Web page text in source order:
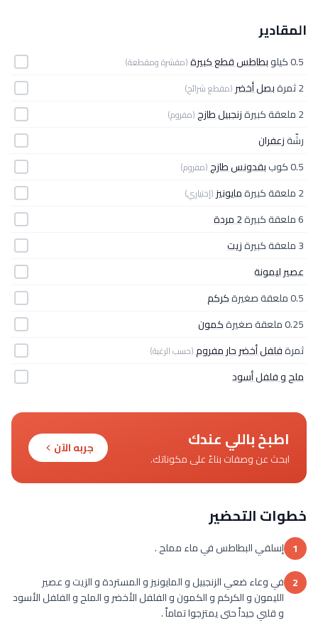
المقادير
0.5 كيلو بطاطس قطع كبيرة(مقشرة ومقطعة)
2 ثمرة بصل أخضر (مقطع شرائح)
2 ملعقة كبيرة زنجبيل طازج(مفروم)
رشّةزعفران
0.5 كوب
بقدونس طازج(مفروم)
2 ملعقة كبيرة مايونيز (إختياري)
6 ملعقة كبيرة
2 مردة
3 ملعقة كبيرة
زيت
عصير ليمونة
0.5 ملعقة صغيرة
كركم
0.25 ملعقة صغيرة
كمون
ثمرةفلفل أخضر حار مفروم(حسب الرغبة)
ملح و فلفل أسود
اطبخ باللي عندك
ابحث عن وصفات بناءً على مكوناتك.
جربه الآن
خطوات التحضير
1 إسلقي البطاطس في ماء مملح .
2 في وعاء ضعي الزنجبيل و المايونيز و المستردة و الزيت و عصير
الليمون و الكركم و الكمون و الفلفل الأخضر و الملح و الفلفل الأسود
و قلبي جيداً حتى يمتزجوا تماماً .